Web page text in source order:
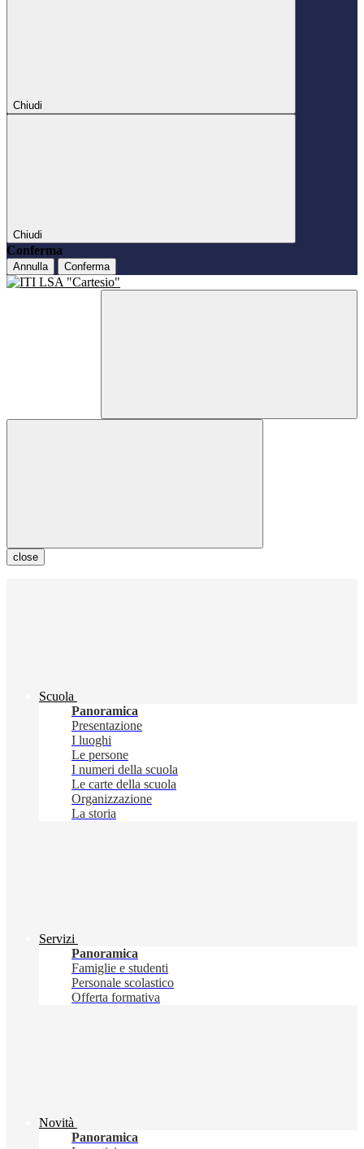
Chiudi
Chiudi
Conferma
Annulla Conferma
close
Scuola
Panoramica
Presentazione
I luoghi
Le persone
I numeri della scuola
Le carte della scuola
Organizzazione
La storia
Servizi
Panoramica
Famiglie e studenti
Personale scolastico
Offerta formativa
Novità
Panoramica